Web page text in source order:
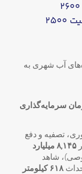
۵۰۰۰ مترمکعب)، زرند (کرمان با ظرفیت ۲۶۰۰
مترمکعب) و مینوشهر (خوزستان با ظرفیت ۲۵۰۰
آب شهری به
تصفیه و دفع
۸,۱۴۵ میلیارد
شاهد
۶۱۸ کیلومتر